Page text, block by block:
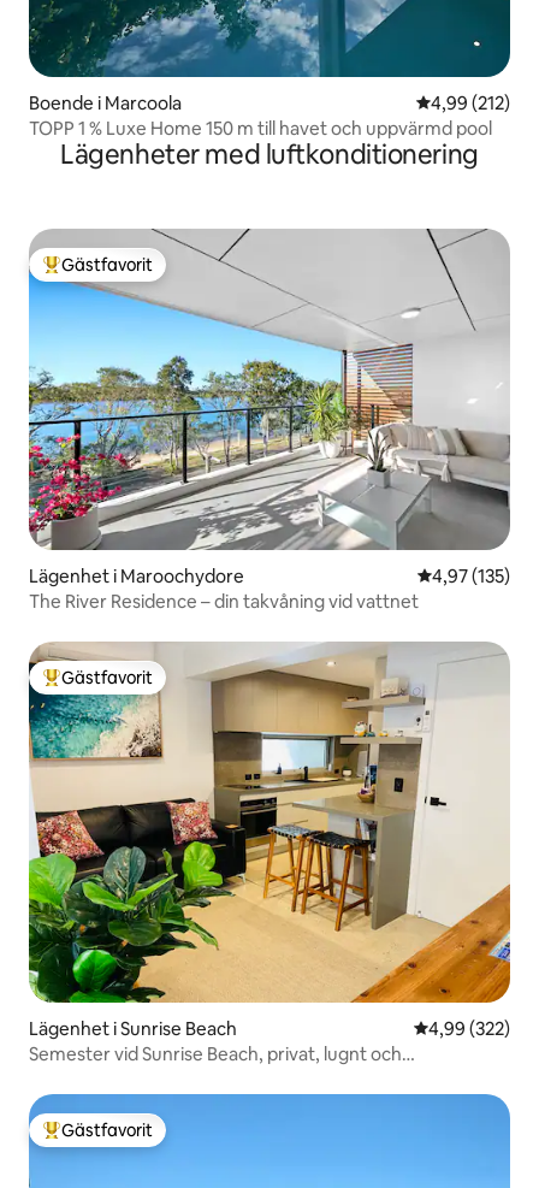
Boende i Marcoola 4,99 av 5 i
4,99 (212)
TOPP 1 % Luxe Home 150 m till havet och uppvärmd pool
Lägenheter med luftkonditionering
Populär gästfavorit
Gästfavorit
Lägenhet i Maroochydore 4,97 av 5 i
4,97 (135)
The River Residence – din takvåning vid vattnet
Populär gästfavorit
Gästfavorit
Lägenhet i Sunrise Beach 4,99 av 5 i
4,99 (322)
Semester vid Sunrise Beach, privat, lugnt och
Populär gästfavorit
Gästfavorit